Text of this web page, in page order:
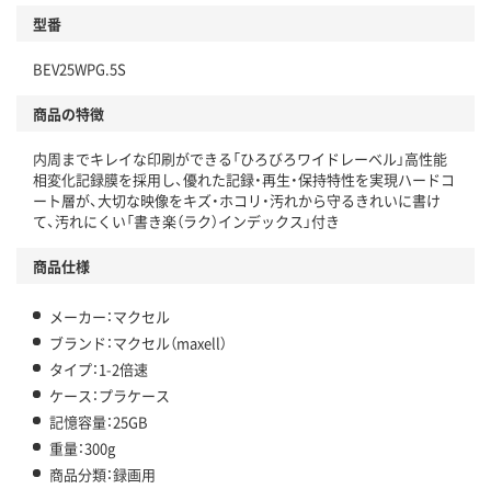
型番
BEV25WPG.5S
商品の特徴
内周までキレイな印刷ができる「ひろびろワイドレーベル」高性能
相変化記録膜を採用し、優れた記録・再生・保持特性を実現ハードコ
ート層が、大切な映像をキズ・ホコリ・汚れから守るきれいに書け
て、汚れにくい「書き楽（ラク）インデックス」付き
商品仕様
メーカー：マクセル
ブランド：マクセル（maxell）
タイプ：1-2倍速
ケース：プラケース
記憶容量：25GB
重量：300g
商品分類：録画用